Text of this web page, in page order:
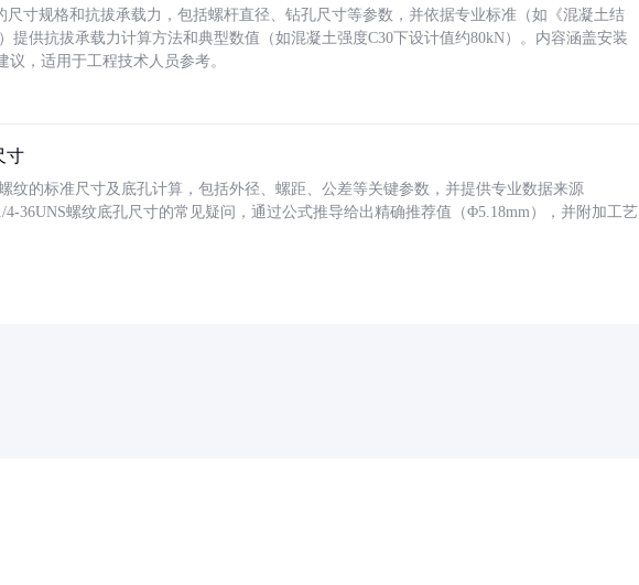
尺寸规格和抗拔承载力，包括螺杆直径、钻孔尺寸等参数，并依据专业标准（如《混凝土结
提供抗拔承载力计算方法和典型数值（如混凝土强度C30下设计值约80kN）。内容涵盖安装
，适用于工程技术人员参考。
寸
纹的标准尺寸及底孔计算，包括外径、螺距、公差等关键参数，并提供专业数据来源
4-36UNS螺纹底孔尺寸的常见疑问，通过公式推导给出精确推荐值（Φ5.18mm），并附加工艺